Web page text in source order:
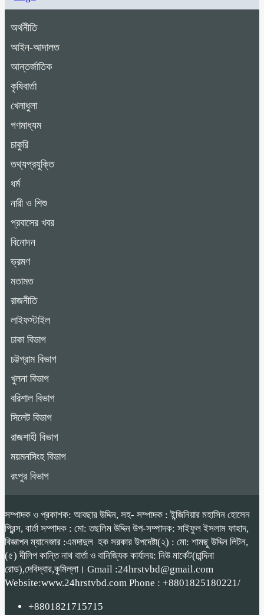
অর্থনীতি
আইন-আদালত
আন্তর্জাতিক
কৃষিবার্তা
খেলাধুলা
গণমাধ্যম
চাকুরি
তথ্যপ্রযুক্তি
ধর্ম
নারী ও শিশু
প্রবাসের খবর
বিনোদন
ভ্রমণ
মতামত
রাজনীতি
লাইফস্টাইল
ঢাকা বিভাগ
চট্টগ্রাম বিভাগ
খুলনা বিভাগ
বরিশাল বিভাগ
সিলেট বিভাগ
রাজশাহী বিভাগ
ময়মনসিংহ বিভাগ
রংপুর বিভাগ
সম্পাদক ও প্রকাশক: আবছার উদ্দিন, সহ- সম্পাদক : ইন্জিনিয়ার মহাসিন হোসেন
প্রিন্স, বার্তা সম্পাদক : মো: তছলিম উদ্দিন উপ-সম্পাদক: সাইফুল ইসলাম ফাহাদ,
বিজ্ঞাপন ম্যানেজার :এমদাদুল হক সরকার উপদেষ্টা(২) : মো: শামছু উদ্দিন লিটন,
(৫) দীলিপ কান্তি নাথ বার্তা ও বানিজ্যিক কার্যালয়: নিউ মার্কেট(চান্দিনা
রোড),দেবিদ্বার,কুমিল্লা। Gmail :24hrstvbd@gmail.com
Website:www.24hrstvbd.com Phone : +8801825180221/
+8801821715715